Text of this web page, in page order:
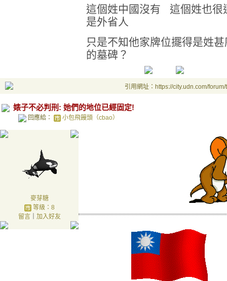
這個姓中國沒有 這個姓也
是外省人
只是不知他家牌位擺得是姓
的墓碑？
引用網址：https://city.udn.com/
婊子不必判刑: 她們的地位已經固定!
回應給： 小包飛饅頭（cbao）
麥芽糖
等級：8
留言｜ 加入好友